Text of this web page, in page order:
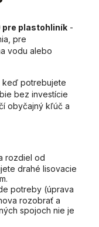
plastohliník -
pre
vodu alebo
keď potrebujete
bez investície
obyčajný kľúč a
rozdiel od
drahé lisovacie
potreby (úprava
rozobrať a
spojoch nie je